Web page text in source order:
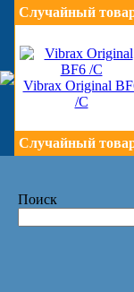
Случайный
Vibrax Original
/C
Случайный
Поиск